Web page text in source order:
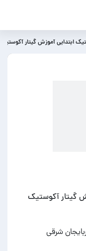
ابتدایی آموزش گیتار آکوستیک
گیتار آکوستیک
شرقی